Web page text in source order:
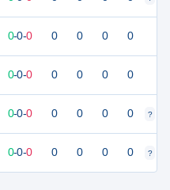
0-0-0 0 0 0 0
0-0-0 0 0 0 0
0-0-0 0 0 0 0 ?
0-0-0 0 0 0 0 ?